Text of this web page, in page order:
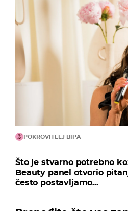
POKROVITELJ BIPA
Što je stvarno potrebno
Beauty panel otvorio
često postavljamo...